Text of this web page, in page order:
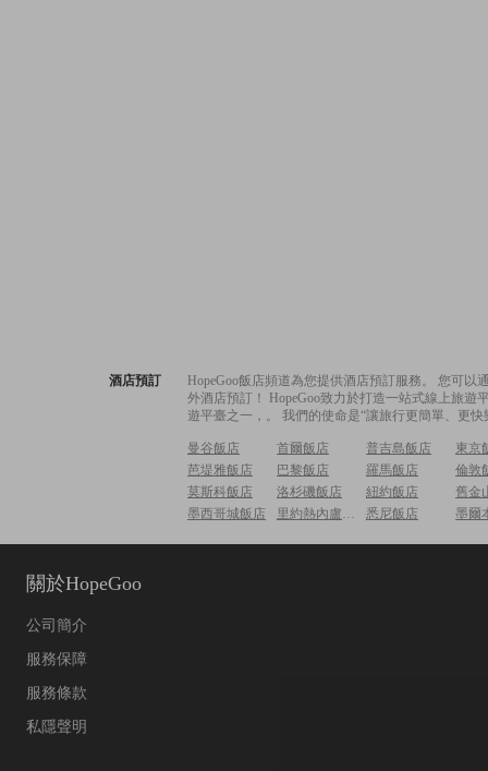
酒店預訂
HopeGoo飯店頻道為您提供酒店預訂服務。 您可
外酒店預訂！ HopeGoo致力於打造一站式線上旅
遊平臺之一，。 我們的使命是“讓旅行更簡單、更
曼谷飯店 首爾飯店 普吉島飯店
東京
芭堤雅飯店
巴黎飯店 羅馬飯店
倫敦
莫斯科飯店
洛杉磯飯店 紐約飯店
舊金
墨西哥城飯店
里約熱內盧飯店 悉尼飯店 墨爾
關於HopeGoo
公司簡介
服務保障
服務條款
私隱聲明